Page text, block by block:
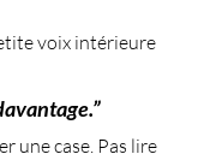
voix intérieure
une case. Pas lire